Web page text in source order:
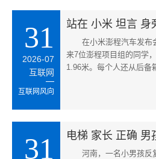
31
2026-07
互联网
互联网风向
站在 小米 坦言 身
在小米澎程汽车发布
来7位澎程项目组的同学
1.96米。每个人还从后备
31 电梯 家长 正确 男
河南，一名小男孩反